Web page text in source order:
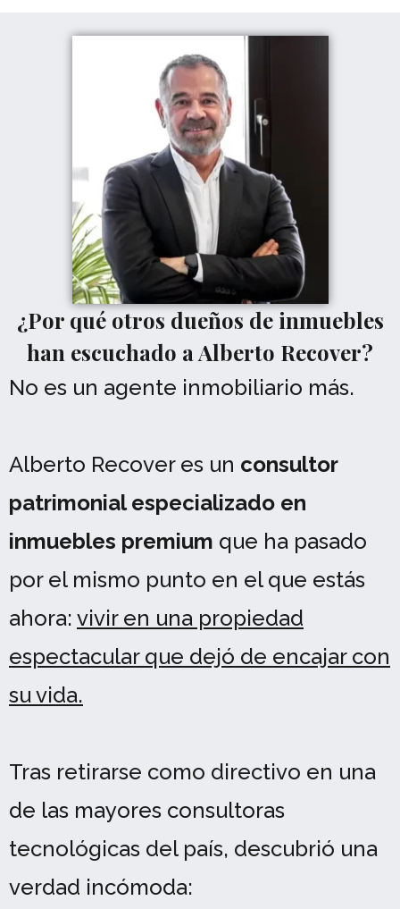
¿Por qué otros dueños de inmuebles
han escuchado a Alberto Recover?
No es un agente inmobiliario más.
Alberto Recover es un consultor
patrimonial especializado en
inmuebles premium que ha pasado
por el mismo punto en el que estás
ahora: vivir en una propiedad
espectacular que dejó de encajar con
su vida.
Tras retirarse como directivo en una
de las mayores consultoras
tecnológicas del país, descubrió una
verdad incómoda: